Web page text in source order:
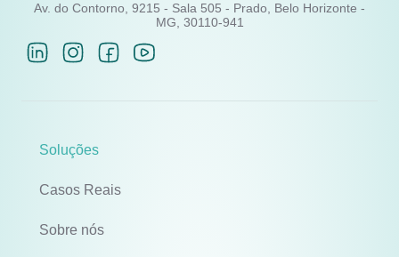
Av. do Contorno, 9215 - Sala 505 - Prado, Belo Horizonte -
MG, 30110-941
Soluções
Casos Reais
Sobre nós